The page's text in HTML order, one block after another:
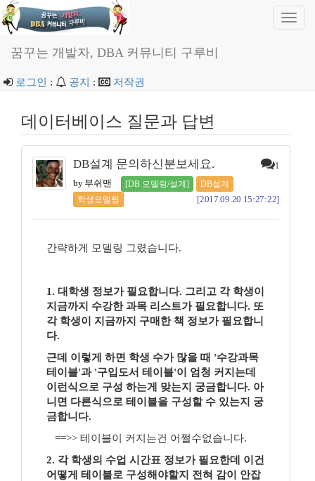
꿈꾸는 개발자, DBA 커뮤니티 구루비
로그인 : 공지 : 저작권
데이터베이스 질문과 답변
DB설계 문의하신분보세요. 1
by 부쉬맨 [DB 모델링/설계]
DB설계
학생모델링
[2017.09.20 15:27:22]
간략하게 모델링 그렸습니다.
1. 대학생 정보가 필요합니다. 그리고 각 학생이
지금까지 수강한 과목 리스트가 필요합니다. 또
각 학생이 지금까지 구매한 책 정보가 필요합니
다.
근데 이렇게 하면 학생 수가 많을 때 '수강과목
테이블'과 '구입도서 테이블'이 엄청 커지는데
이런식으로 구성 하는게 맞는지 궁금합니다. 아
니면 다른식으로 테이블을 구성할 수 있는지 궁
금합니다.
==>> 테이블이 커지는건 어쩔수없습니다.
2. 각 학생의 수업 시간표 정보가 필요한데 이건
어떻게 테이블로 구성해야할지 전혀 감이 안잡